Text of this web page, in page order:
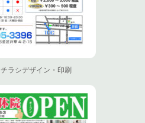
ラシデザイン・印刷